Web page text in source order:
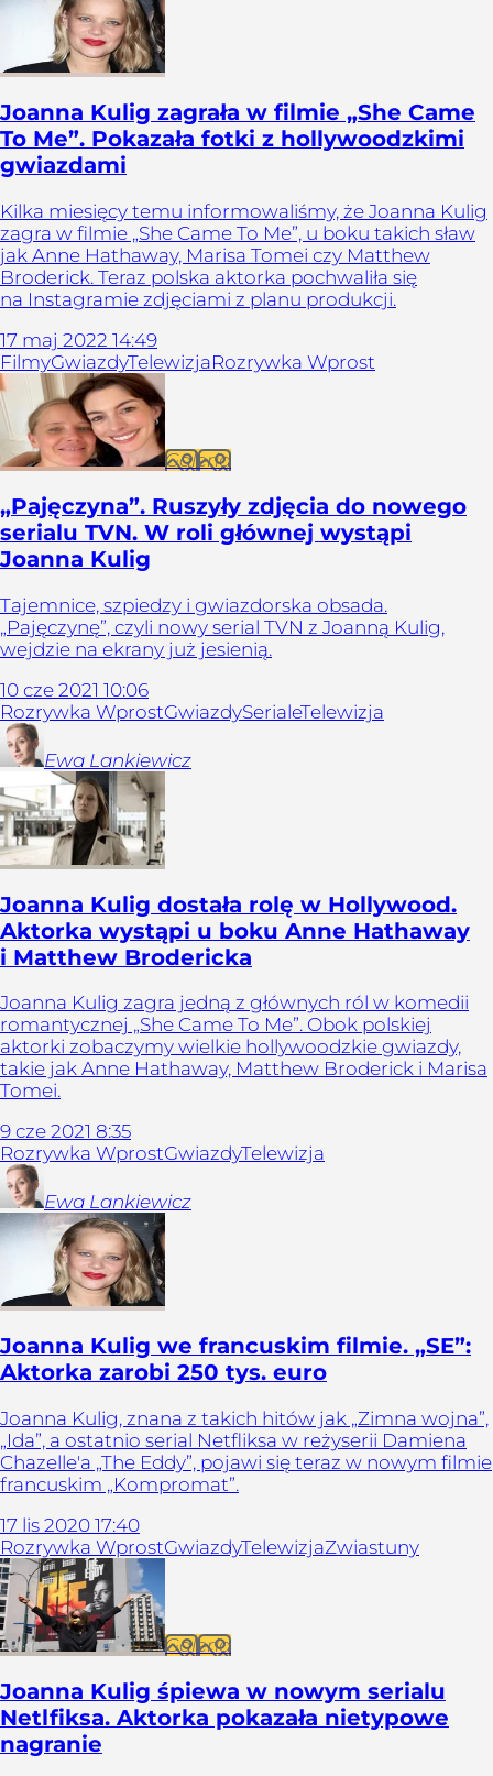
Joanna Kulig zagrała w filmie „She Came
To Me”. Pokazała fotki z hollywoodzkimi
gwiazdami
Kilka miesięcy temu informowaliśmy, że Joanna Kulig
zagra w filmie „She Came To Me”, u boku takich sław
jak Anne Hathaway, Marisa Tomei czy Matthew
Broderick. Teraz polska aktorka pochwaliła się
na Instagramie zdjęciami z planu produkcji.
17 maj 2022 14:49
FilmyGwiazdyTelewizjaRozrywka Wprost
Galeria
„Pajęczyna”. Ruszyły zdjęcia do nowego
serialu TVN. W roli głównej wystąpi
Joanna Kulig
Tajemnice, szpiedzy i gwiazdorska obsada.
„Pajęczynę”, czyli nowy serial TVN z Joanną Kulig,
wejdzie na ekrany już jesienią.
10 cze 2021 10:06
Rozrywka WprostGwiazdySerialeTelewizja
Ewa Lankiewicz
Joanna Kulig dostała rolę w Hollywood.
Aktorka wystąpi u boku Anne Hathaway
i Matthew Brodericka
Joanna Kulig zagra jedną z głównych ról w komedii
romantycznej „She Came To Me”. Obok polskiej
aktorki zobaczymy wielkie hollywoodzkie gwiazdy,
takie jak Anne Hathaway, Matthew Broderick i Marisa
Tomei.
9 cze 2021 8:35
Rozrywka WprostGwiazdyTelewizja
Ewa Lankiewicz
Joanna Kulig we francuskim filmie. „SE”:
Aktorka zarobi 250 tys. euro
Joanna Kulig, znana z takich hitów jak „Zimna wojna”,
„Ida”, a ostatnio serial Netfliksa w reżyserii Damiena
Chazelle'a „The Eddy”, pojawi się teraz w nowym filmie
francuskim „Kompromat”.
17 lis 2020 17:40
Rozrywka WprostGwiazdyTelewizjaZwiastuny
Galeria
Joanna Kulig śpiewa w nowym serialu
Netlfiksa. Aktorka pokazała nietypowe
nagranie